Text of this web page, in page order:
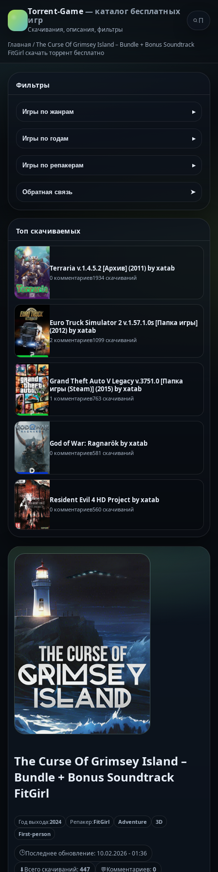
Torrent-Game— каталог бесплатных
игр
Скачивания, описания, фильтры
Главная /The Curse Of Grimsey Island – Bundle + Bonus Soundtrack
FitGirl скачать торрент бесплатно
Фильтры
Игры по жанрам ▸
Игры по годам ▸
Игры по репакерам ▸
Обратная связь ➤
Топ скачиваемых
Terraria v.1.4.5.2 [Архив] (2011) by xatab
0 комментариев1934 скачиваний
Euro Truck Simulator 2 v.1.57.1.0s [Папка игры]
(2012) by xatab
2 комментариев1099 скачиваний
Grand Theft Auto V Legacy v.3751.0 [Папка
игры (Steam)] (2015) by xatab
1 комментариев763 скачиваний
God of War: Ragnarök by xatab
0 комментариев581 скачиваний
Resident Evil 4 HD Project by xatab
0 комментариев560 скачиваний
The Curse Of Grimsey Island –
Bundle + Bonus Soundtrack
FitGirl
Год выхода:2024 Репакер:FitGirl Adventure
3D
First-person
🕒Последнее обновление: 10.02.2026 - 01:36
⬇Всего скачиваний:447 💬Комментариев:0